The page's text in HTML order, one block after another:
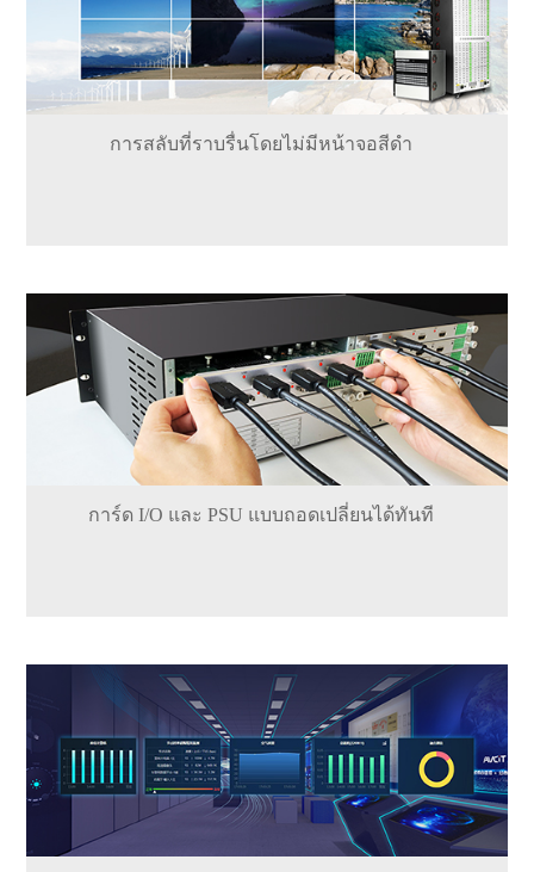
การสลับที่ราบรื่นโดยไม่มีหน้าจอสีดำ
การ์ด I/O และ PSU แบบถอดเปลี่ยนได้ทันที